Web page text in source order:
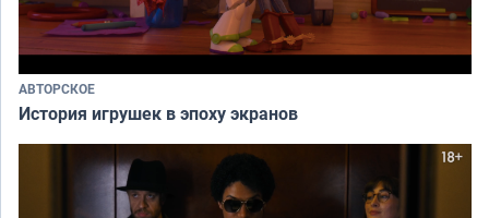
АВТОРСКОЕ
История игрушек в эпоху экранов